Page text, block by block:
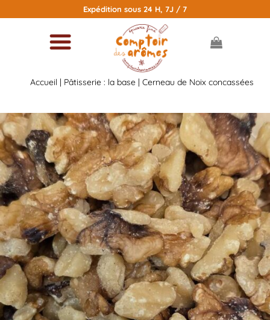
au
Expédition sous 24 H, 7J / 7
Accueil | Pâtisserie : la base | Cerneau de Noix concassées